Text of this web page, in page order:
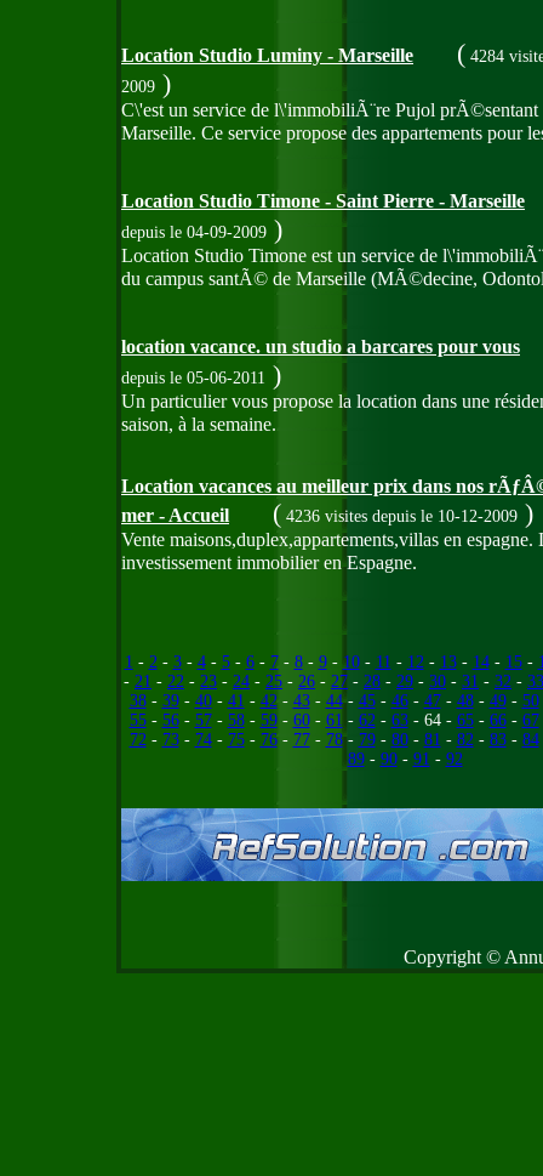
Location Studio Luminy - Marseille ( 4284
2009 )
C\'est un service de l\'immobiliÃ¨re Pujol
Marseille. Ce service propose des appartements pour
Location Studio Timone - Saint Pierre - Marseille
depuis le 04-09-2009 )
Location Studio Timone est un service de
du campus santÃ© de Marseille (MÃ©decine,
location vacance. un studio a barcares pour vous
depuis le 05-06-2011 )
Un particulier vous propose la location dans une
saison, à la semaine.
Location vacances au meilleur prix dans nos
mer - Accueil
( 4236 visites depuis le 10-12-2009 )
Vente maisons,duplex,appartements,villas en
investissement immobilier en Espagne.
1 - 2- 3- 4- 5- 6- 7- 8- 9- 10- 11 - 12- 13- 14- 15-
- 21 - 22 - 23 - 24 - 25 - 26 - 27 - 28 - 29 - 30 - 31 - 32 - 33
38- 39- 40- 41 - 42- 43- 44- 45- 46- 47- 48- 49- 50
55- 56- 57- 58- 59- 60- 61 - 62- 63- 64 - 65- 66- 67
72- 73- 74- 75- 76- 77- 78- 79- 80- 81 - 82- 83- 84
89- 90- 91 - 92
Copyright ©